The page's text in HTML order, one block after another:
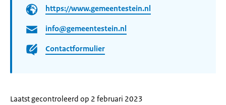
https://www.gemeentestein.nl
info@gemeentestein.nl
Contactformulier
Laatst gecontroleerd op 2 februari 2023